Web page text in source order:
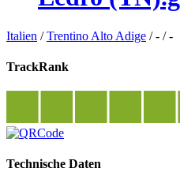
Italien /Trentino Alto Adige /- /-
TrackRank
Technische Daten